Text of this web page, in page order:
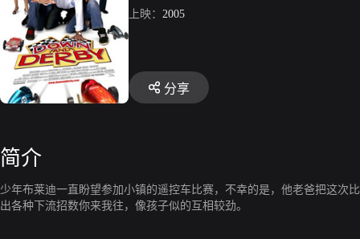
上映： 2005
分享
简介
少年布莱迪一直盼望参加小镇的遥控车比赛，不幸的是，他老爸把这次
出各种下流招数你来我往，像孩子似的互相较劲。